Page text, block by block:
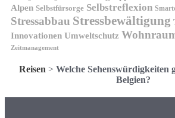
Alpen Selbstfürsorge Selbstreflexion
Stressabbau Stressbewältigung
Innovationen Umweltschutz
Zeitmanagement
Reisen > Welche Sehenswürdigkeiten
Belgien?